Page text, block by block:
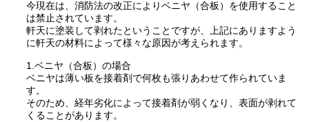
今現在は、消防法の改正によりベニヤ（合板）を使用すること
は禁止されています。
軒天に塗装して剥れたということですが、上記にありますよう
に軒天の材料によって様々な原因が考えられます。
1.ベニヤ（合板）の場合
ベニヤは薄い板を接着剤で何枚も張りあわせて作られていま
す。
そのため、経年劣化によって接着剤が弱くなり、表面が剥れて
くることがあります。